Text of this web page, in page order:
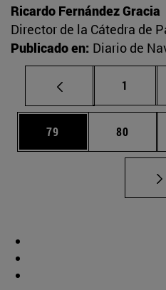
Ricardo Fernández Gracia
Director de la Cátedra de
Publicado en: Diario de
Página
1
Página
79 Página
80